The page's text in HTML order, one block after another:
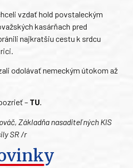
vzdať hold povstaleckým
kasárňach pred
najkratšiu cestu k srdcu
odolávať nemeckým útokom až
– TU.
Základňa nasaditeľných KIS
SR /r